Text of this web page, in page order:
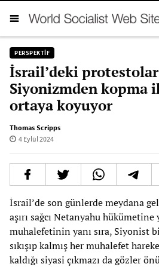
PERSPEKTIF
İsrail’deki
Siyonizmden kopma
ortaya koyuyor
Thomas Scripps
4 Eylül 2024
İsrail’de son günlerde meydana
aşırı sağcı Netanyahu
muhalefetinin yanı sıra, Siyonist
sıkışıp kalmış her muhalefet
kaldığı siyasi çıkmazı da gözler